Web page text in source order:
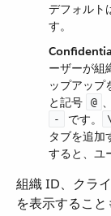
デフォルト
す。
ーザーが組
ップアップ
と記号 ​
@ ​、​
- ​ です。​
タブを追加
すると、ユ
組織 ID、クラ
を表示するこ